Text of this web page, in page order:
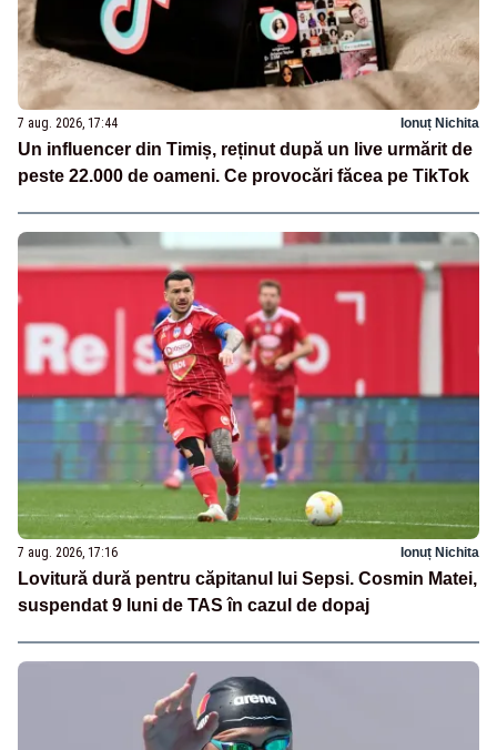
7 aug. 2026, 17:44 Ionuț Nichita
Un influencer din Timiș, reținut după un live urmărit de
peste 22.000 de oameni. Ce provocări făcea pe TikTok
7 aug. 2026, 17:16 Ionuț Nichita
Lovitură dură pentru căpitanul lui Sepsi. Cosmin Matei,
suspendat 9 luni de TAS în cazul de dopaj